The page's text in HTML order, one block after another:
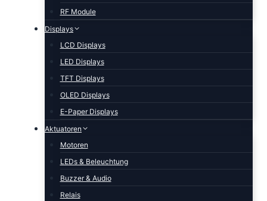
RF Module
Displays
LCD Displays
LED Displays
TFT Displays
OLED Displays
E-Paper Displays
Aktuatoren
Motoren
LEDs & Beleuchtung
Buzzer & Audio
Relais